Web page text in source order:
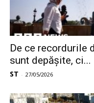
De ce recordurile
sunt depășite, ci...
ST - 27/05/2026